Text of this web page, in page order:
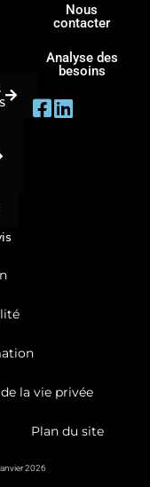
Nous
contacter
Analyse des
besoins
la vie privée
Plan du site
2026